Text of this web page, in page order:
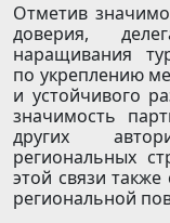
Отметив
доверия,
наращивания
по укреплению
и устойчивого
значимость
других
региональных
этой связи
региональной